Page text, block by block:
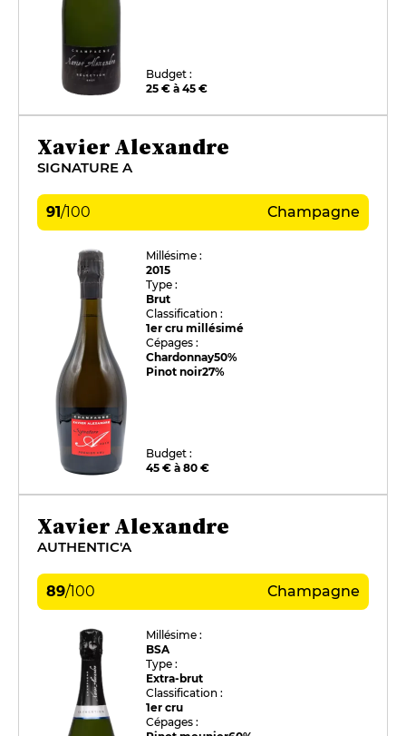
Budget :
25 € à 45 €
Xavier Alexandre
SIGNATURE A
91/100 Champagne
Millésime :
2015
Type :
Brut
Classification :
1er cru millésimé
Cépages :
Chardonnay50%
Pinot noir27%
Budget :
45 € à 80 €
Xavier Alexandre
AUTHENTIC'A
89/100 Champagne
Millésime :
BSA
Type :
Extra-brut
Classification :
1er cru
Cépages :